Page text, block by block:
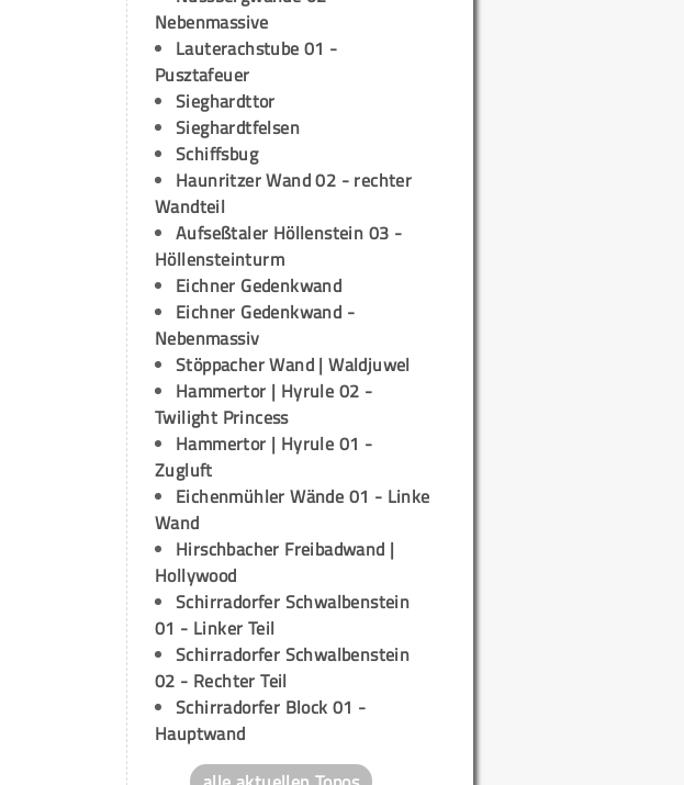
Nebenmassive
Lauterachstube 01 -
Pusztafeuer
Sieghardttor
Sieghardtfelsen
Schiffsbug
Haunritzer Wand 02 - rechter
Wandteil
Aufseßtaler Höllenstein 03 -
Höllensteinturm
Eichner Gedenkwand
Eichner Gedenkwand -
Nebenmassiv
Stöppacher Wand | Waldjuwel
Hammertor | Hyrule 02 -
Twilight Princess
Hammertor | Hyrule 01 -
Zugluft
Eichenmühler Wände 01 - Linke
Wand
Hirschbacher Freibadwand |
Hollywood
Schirradorfer Schwalbenstein
01 - Linker Teil
Schirradorfer Schwalbenstein
02 - Rechter Teil
Schirradorfer Block 01 -
Hauptwand